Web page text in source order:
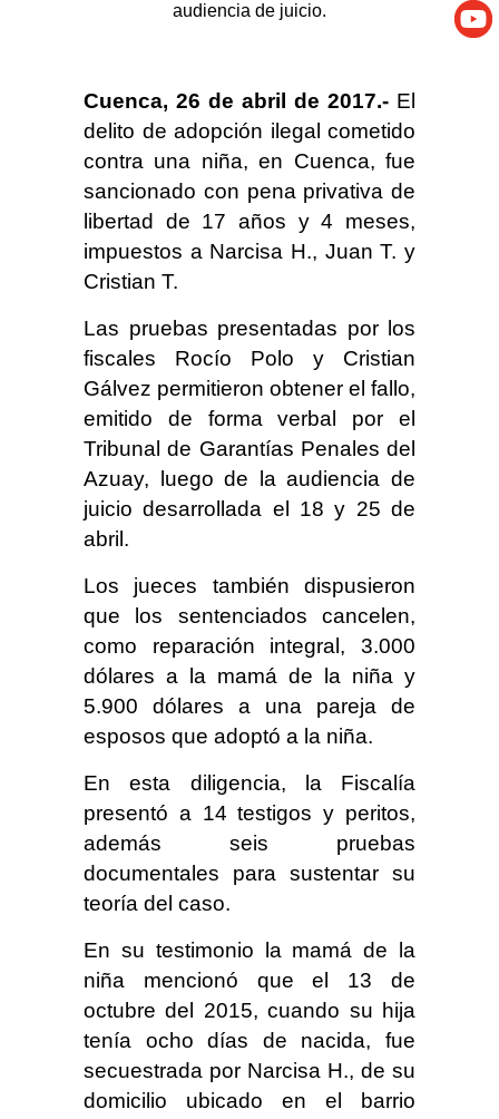
audiencia de juicio.
Cuenca, 26 de abril de 2017.- El
delito de adopción ilegal cometido
contra una niña, en Cuenca, fue
sancionado con pena privativa de
libertad de 17 años y 4 meses,
impuestos a Narcisa H., Juan T. y
Cristian T.
Las pruebas presentadas por los
fiscales Rocío Polo y Cristian
Gálvez permitieron obtener el fallo,
emitido de forma verbal por el
Tribunal de Garantías Penales del
Azuay, luego de la audiencia de
juicio desarrollada el 18 y 25 de
abril.
Los jueces también dispusieron
que los sentenciados cancelen,
como reparación integral, 3.000
dólares a la mamá de la niña y
5.900 dólares a una pareja de
esposos que adoptó a la niña.
En esta diligencia, la Fiscalía
presentó a 14 testigos y peritos,
además seis pruebas
documentales para sustentar su
teoría del caso.
En su testimonio la mamá de la
niña mencionó que el 13 de
octubre del 2015, cuando su hija
tenía ocho días de nacida, fue
secuestrada por Narcisa H., de su
domicilio ubicado en el barrio